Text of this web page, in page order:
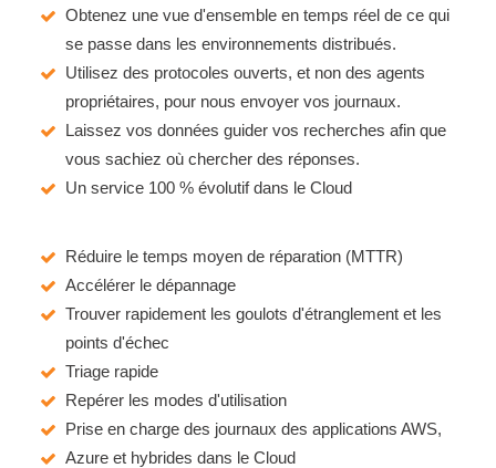
Obtenez une vue d'ensemble en temps réel de ce qui
se passe dans les environnements distribués.
Utilisez des protocoles ouverts, et non des agents
propriétaires, pour nous envoyer vos journaux.
Laissez vos données guider vos recherches afin que
vous sachiez où chercher des réponses.
Un service 100 % évolutif dans le Cloud
Réduire le temps moyen de réparation (MTTR)
Accélérer le dépannage
Trouver rapidement les goulots d'étranglement et les
points d'échec
Triage rapide
Repérer les modes d'utilisation
Prise en charge des journaux des applications AWS,
Azure et hybrides dans le Cloud